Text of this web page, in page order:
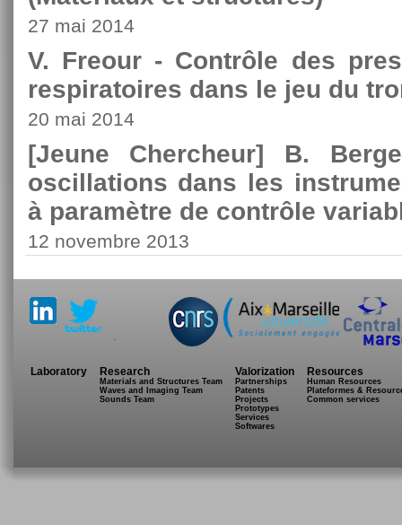
27 mai 2014
V. Freour - Contrôle des
respiratoires dans le jeu du
20 mai 2014
[Jeune Chercheur] B.
oscillations dans les
à paramètre de contrôle
12 novembre 2013
Laboratory Research
Materials and Structures Team
Waves and Imaging Team
Sounds Team
Valorization
Partnerships
Patents
Projects
Prototypes
Services
Softwares
Resources
Human Resources
Plateformes &
Common services